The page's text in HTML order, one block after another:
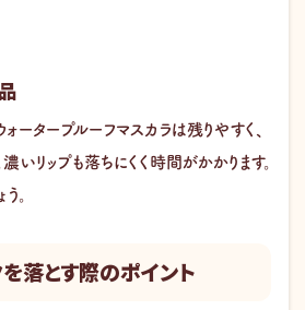
ォータープルーフマスカラは残りやすく、
いリップも落ちにくく時間がかかります。
。
落とす際のポイント